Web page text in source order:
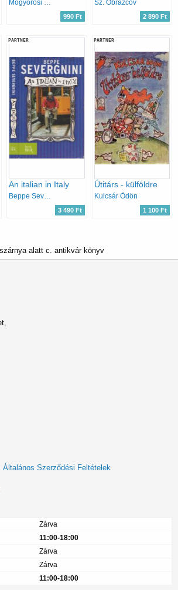
Mogyorósi Géza
990 Ft
Sz. Obrazcov
2 890 Ft
PARTNER
An italian in Italy
3 490 Ft
PARTNER
Útitárs - külföldre
Kulcsár Ödön
1 100 Ft
alatt c. antikvár könyv
Általános Szerződési Feltételek
Zárva
11:00-18:00
Zárva
Zárva
11:00-18:00